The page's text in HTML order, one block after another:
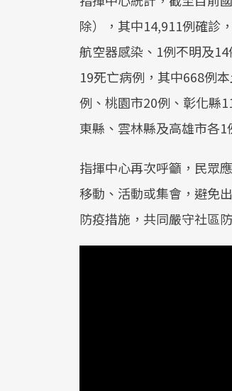
除），其中14,911例確診
航空器感染、1例不明及
19死亡病例，其中668例
例、桃園市20例、彰化縣
東縣、雲林縣及高雄市各1
指揮中心再次呼籲，民眾
移動、活動或集會，避免
防疫措施，共同嚴守社區